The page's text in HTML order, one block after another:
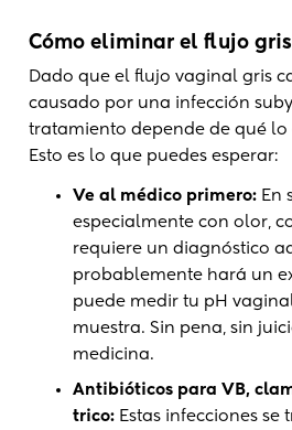
Cómo eliminar el flujo gris
Dado que el flujo vaginal gris
causado por una infección
tratamiento depende de qué lo
Esto es lo que puedes esperar:
Ve al médico primero: En
especialmente con olor,
requiere un diagnóstico
probablemente hará un
puede medir tu pH
muestra. Sin pena, sin
medicina.
Antibióticos para VB,
trico: Estas infecciones se